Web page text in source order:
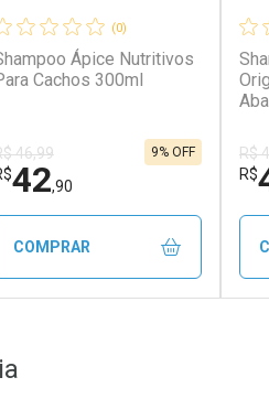
(0)
Ápice Nutritivos
Cachos 300ml
46,99
42,90
9% OFF
COMPRAR
Menos
R$
R$